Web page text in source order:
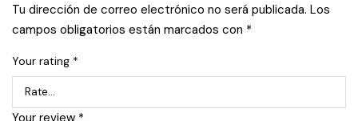
Tu dirección de correo electrónico no será publicada. Los
campos obligatorios están marcados con *
Your rating *
Your review *